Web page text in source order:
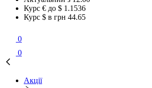
Курс € до $ 1.1536
Курс $ в грн 44.65
0
0
Акції